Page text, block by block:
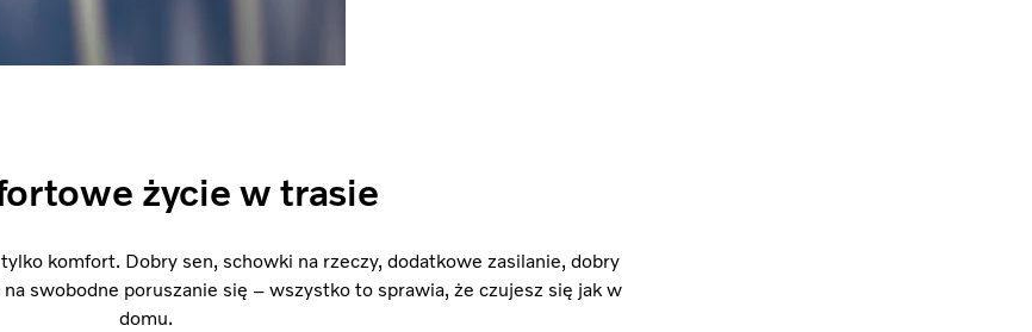
życie w trasie
komfort. Dobry sen, schowki na rzeczy, dodatkowe zasilanie, dobry
swobodne poruszanie się – wszystko to sprawia, że czujesz się jak w
domu.